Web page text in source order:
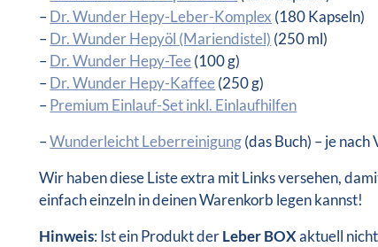
–Dr. Wunder Hepy-Leber-Komplex (180 Kapseln)
–Dr. Wunder Hepyöl (Mariendistel) (250 ml)
–Dr. Wunder Hepy-Tee(100 g)
–Dr. Wunder Hepy-Kaffee(250 g)
–Premium Einlauf-Set inkl. Einlaufhilfen
–Wunderleicht Leberreinigung(das Buch) – je
Wir haben diese Liste extra mit Links versehen,
einfach einzeln in deinen Warenkorb legen kannst!
Hinweis: Ist ein Produkt derLeber BOXaktuell